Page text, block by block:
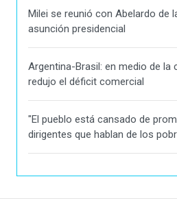
Milei se reunió con Abelardo de
asunción presidencial
Argentina-Brasil: en medio de la
redujo el déficit comercial
"El pueblo está cansado de
dirigentes que hablan de los